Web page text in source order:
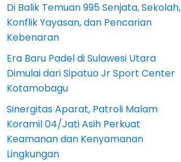
Di Balik Temuan 995 Senjata, Sekolah,
Konflik Yayasan, dan Pencarian
Kebenaran
Era Baru Padel di Sulawesi Utara
Dimulai dari Sipatuo Jr Sport Center
Kotamobagu
Sinergitas Aparat, Patroli Malam
Koramil 04/Jati Asih Perkuat
Keamanan dan Kenyamanan
Lingkungan